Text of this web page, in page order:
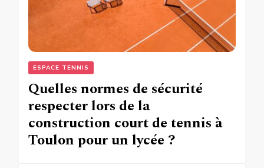
ESPACE TENNIS
Quelles normes de sécurité
respecter lors de la
construction court de tennis à
Toulon pour un lycée ?